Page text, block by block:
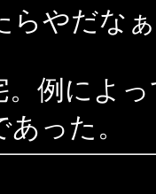
らやだな
例によっ
った。